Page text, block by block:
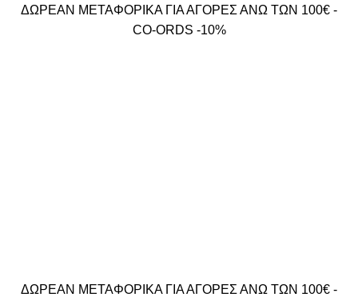
ΔΩΡΕΑΝ ΜΕΤΑΦΟΡΙΚΑ ΓΙΑ ΑΓΟΡΕΣ ΑΝΩ ΤΩΝ 100€ -
CO-ORDS -10%
ΔΩΡΕΑΝ ΜΕΤΑΦΟΡΙΚΑ ΓΙΑ ΑΓΟΡΕΣ ΑΝΩ ΤΩΝ 100€ -